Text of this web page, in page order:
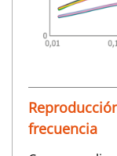
frecuencia